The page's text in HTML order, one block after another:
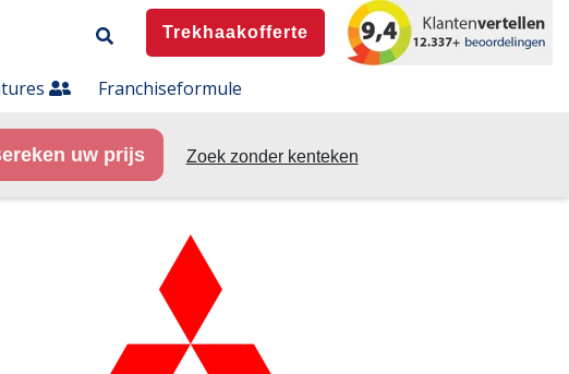
Trekhaakofferte
Franchiseformule
uw prijs Zoek zonder kenteken